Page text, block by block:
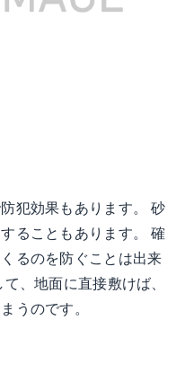
犯効果もあります。 砂
ることもあります。 確
るのを防ぐことは出来
、地面に直接敷けば、
うのです。